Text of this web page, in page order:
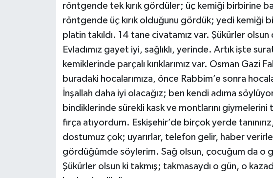
röntgende tek kırık gördüler; üç kemiği birbirine
röntgende üç kırık olduğunu gördük; yedi kemiği
platin takıldı. 14 tane civatamız var. Şükürler olsun
Evladımız gayet iyi, sağlıklı, yerinde. Artık işte
kemiklerinde parçalı kırıklarımız var. Osman Gazi
buradaki hocalarımıza, önce Rabbim’e sonra
İnşallah daha iyi olacağız; ben kendi adıma
bindiklerinde sürekli kask ve montlarını
fırça atıyordum. Eskişehir’de birçok yerde
dostumuz çok; uyarırlar, telefon gelir, haber
gördüğümde söylerim. Sağ olsun, çocuğum da o
Şükürler olsun ki takmış; takmasaydı o gün, o